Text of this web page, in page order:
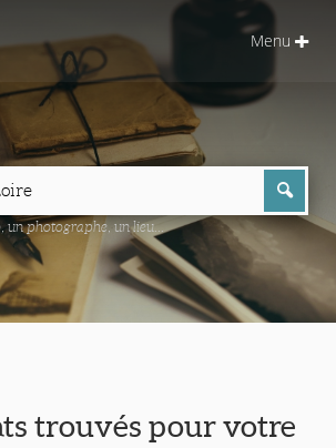
Menu
un photographe, un lieu...
trouvés pour votre